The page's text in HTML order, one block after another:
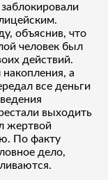
объяснив, что
человек был
действий.
а
все деньги
выходить
жертвой
По факту
дело,